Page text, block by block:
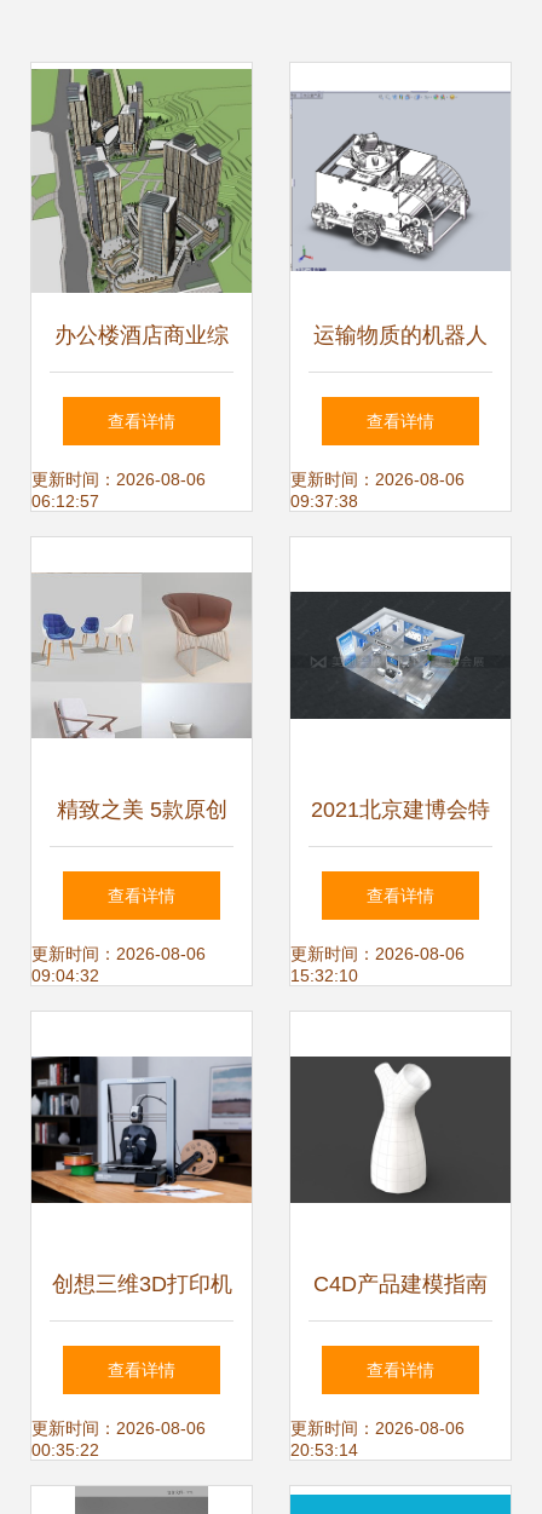
办公楼酒店商业综
合体建筑设计SU模
型 原创设计的核心
查看详情
更新时间：2026-08-06
06:12:57
运输物质的机器人
设计模型
查看详情
更新时间：2026-08-06
09:37:38
精致之美 5款原创
3ds Max沙发与椅
子设计模型赏析
查看详情
更新时间：2026-08-06
09:04:32
2021北京建博会特
装指定搭建商,设计
搭建展台提升品牌
查看详情
更新时间：2026-08-06
15:32:10
创想三维3D打印机
Ender-3 V3 Plus先
人一步上线京东 付
定金前50名返100
查看详情
更新时间：2026-08-06
00:35:22
C4D产品建模指南
艺术品级花瓶布线
建模技巧详解
查看详情
更新时间：2026-08-06
20:53:14